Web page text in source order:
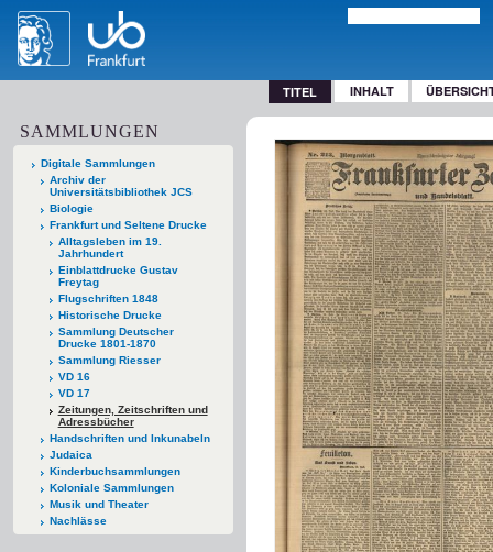
TITEL INHALT
SAMMLUNGEN
Digitale Sammlungen
Archiv der
Universitätsbibliothek JCS
Biologie
Frankfurt und Seltene Drucke
Alltagsleben im 19.
Jahrhundert
Einblattdrucke Gustav
Freytag
Flugschriften 1848
Historische Drucke
Sammlung Deutscher
Drucke 1801-1870
Sammlung Riesser
VD 16
VD 17
Zeitungen, Zeitschriften und
Adressbücher
Handschriften und Inkunabeln
Judaica
Kinderbuchsammlungen
Koloniale Sammlungen
Musik und Theater
Nachlässe